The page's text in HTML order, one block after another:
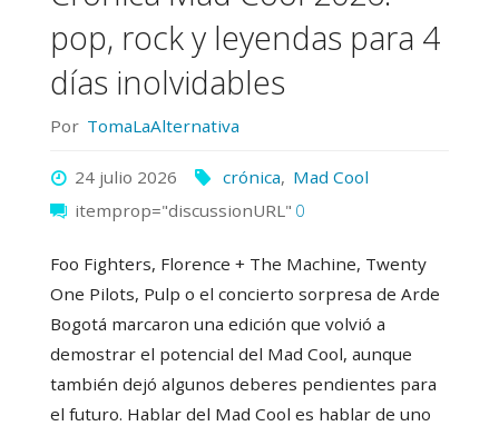
pop, rock y leyendas para 4
días inolvidables
Por TomaLaAlternativa
24 julio 2026 crónica, Mad Cool
itemprop="discussionURL" 0
Foo Fighters, Florence + The Machine, Twenty
One Pilots, Pulp o el concierto sorpresa de Arde
Bogotá marcaron una edición que volvió a
demostrar el potencial del Mad Cool, aunque
también dejó algunos deberes pendientes para
el futuro. Hablar del Mad Cool es hablar de uno